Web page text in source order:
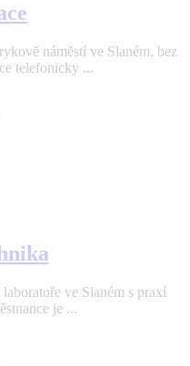
náměstí ve Slaném, bez
telefonicky ...
ve Slaném s praxí
je ...